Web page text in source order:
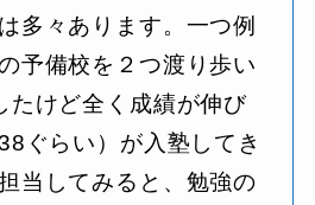
多々あります。一つ例
予備校を２つ渡り歩い
たけど全く成績が伸び
ぐらい）が入塾してき
当してみると、勉強の